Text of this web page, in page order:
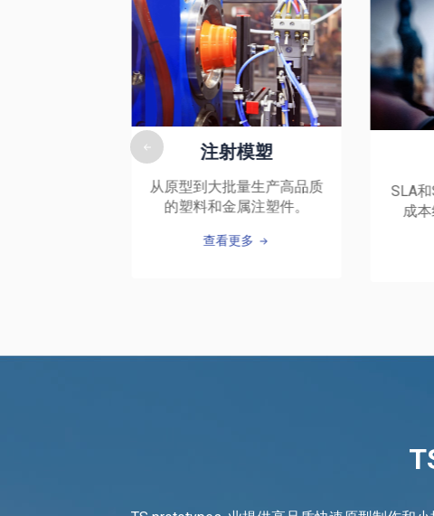
3D打印
SLA和SLS技术。速度快，
成本经济，结构复杂。
查看更多
钣金
钣